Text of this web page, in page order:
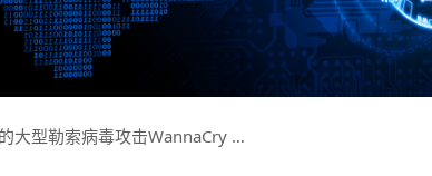
大型勒索病毒攻击WannaCry …